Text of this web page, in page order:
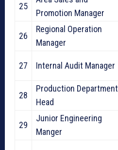
25
Promotion Manager
26
Regional Operation
Manager
27 Internal Audit Manager
28
Production Department
Head
29
Junior Engineering
Manger